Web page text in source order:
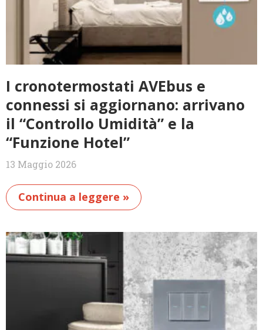
I cronotermostati AVEbus e
connessi si aggiornano: arrivano
il “Controllo Umidità” e la
“Funzione Hotel”
13 Maggio 2026
Continua a leggere »